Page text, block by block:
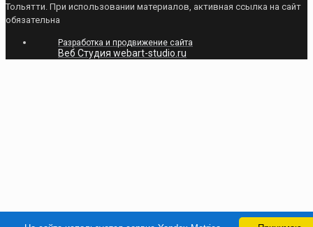
Тольятти. При использовании материалов, активная ссылка на сайт
обязательна
Разработка и продвижение сайта
Веб Студия webart-studio.ru